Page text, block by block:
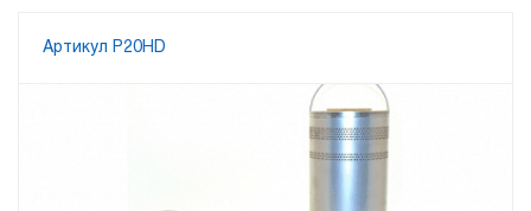
Артикул P20HD